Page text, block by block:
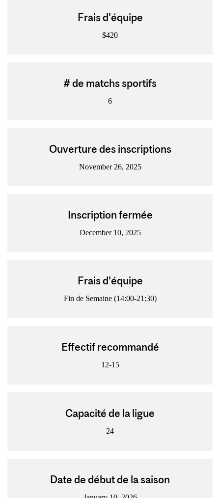
Frais d'équipe
$420
# de matchs sportifs
6
Ouverture des inscriptions
November 26, 2025
Inscription fermée
December 10, 2025
Frais d'équipe
Fin de Semaine (14:00-21:30)
Effectif recommandé
12-15
Capacité de la ligue
24
Date de début de la saison